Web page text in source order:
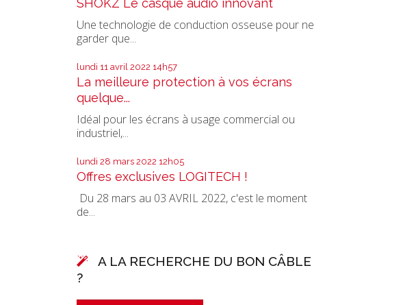
Une technologie de conduction osseuse pour ne
garder que...
lundi 11 avril 2022 14h57
La meilleure protection à vos écrans
quelque...
Idéal pour les écrans à usage commercial ou
industriel,...
lundi 28 mars 2022 12h05
Offres exclusives LOGITECH !
Du 28 mars au 03 AVRIL 2022, c'est le moment
de...
A LA RECHERCHE DU BON CÂBLE
?